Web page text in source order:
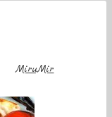
MiruMir